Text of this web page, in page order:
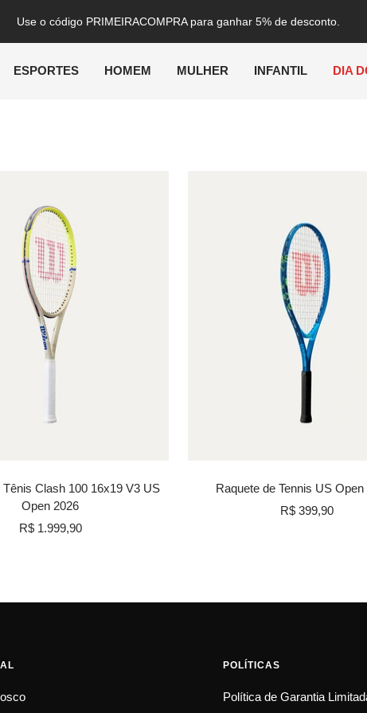
Use o código PRIMEIRACOMPRA para ganhar 5% de desconto.
ESPORTES HOMEM MULHER INFANTIL DIA
Tênis Clash 100 16x19 V3 US
Open 2026
Preço
R$ 1.999,90
Raquete de Tennis US Open
Preço
R$ 399,90
POLÍTICAS
Política de Garantia